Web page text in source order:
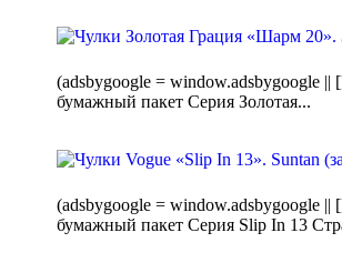
(adsbygoogle = window.adsbygoogle
бумажный пакет Серия Золотая...
(adsbygoogle = window.adsbygoogle
бумажный пакет Серия Slip In 13